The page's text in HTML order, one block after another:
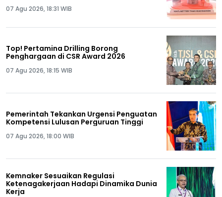
07 Agu 2026, 18:31 WIB
Top! Pertamina Drilling Borong
Penghargaan di CSR Award 2026
07 Agu 2026, 18:15 WIB
Pemerintah Tekankan Urgensi Penguatan
Kompetensi Lulusan Perguruan Tinggi
07 Agu 2026, 18:00 WIB
Kemnaker Sesuaikan Regulasi
Ketenagakerjaan Hadapi Dinamika Dunia
Kerja